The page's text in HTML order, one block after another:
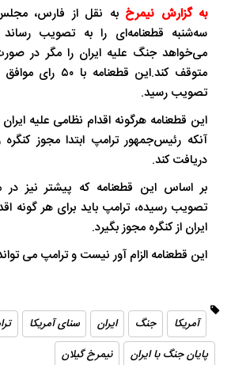
به گزارش نیمرخ به نقل از فارس،
سه‌شنبه قطعنامه‌ای را به تصویب رساند
می‌خواهد جنگ علیه ایران را مگر در
تصویب رسید.
این قطعنامه هرگونه اقدام نظامی علیه
آنکه رئیس‌جمهور ترامپ ابتدا مجوز کنگره
دریافت کند.
بر اساس این قطعنامه که پیشتر نیز در
تصویب رسیده، ترامپ باید برای هر گونه
ایران از کنگره مجوز بگیرد.
این قطعنامه الزام آور نیست و ترامپ می
آمریکا جنگ ایران سنای آمریکا
پایان جنگ با ایران
نیمرخ گیلان